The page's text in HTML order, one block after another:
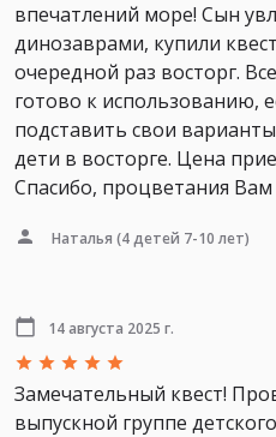
впечатлений море! Сын
динозаврами, купили
очередной раз восторг.
готово к использованию,
подставить свои
дети в восторге. Цена
Спасибо, процветания
Наталья (4 детей 7-10 лет)
14 августа 2025 г.
Замечательный квест!
выпускной группе